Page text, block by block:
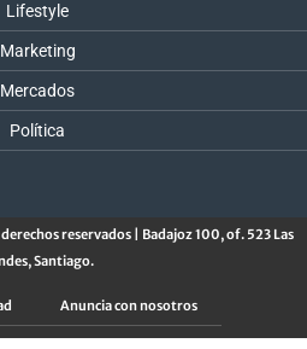
Lifestyle
Marketing
Mercados
Política
reservados | Badajoz 100, of. 523 Las
Santiago.
Anuncia con nosotros